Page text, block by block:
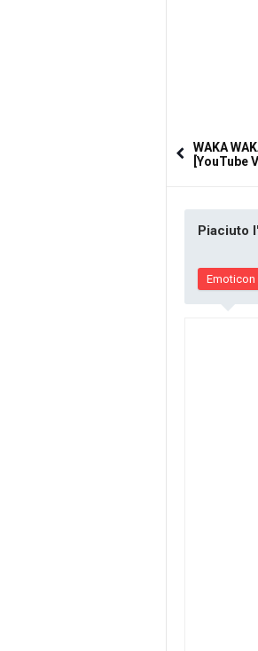
WAKA
[YouTube
Piaciuto
Emoticon